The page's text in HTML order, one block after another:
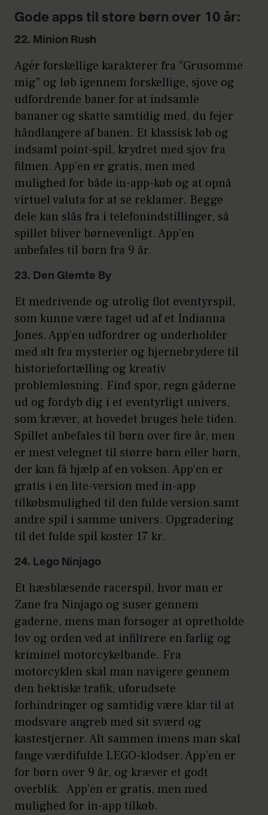
Gode apps til store børn over 10 år:
22. Minion Rush
Agér forskellige karakterer fra ”Grusomme
mig” og løb igennem forskellige, sjove og
udfordrende baner for at indsamle
bananer og skatte samtidig med, du fejer
håndlangere af banen. Et klassisk løb og
indsaml point-spil, krydret med sjov fra
filmen. App’en er gratis, men med
mulighed for både in-app-køb og at opnå
virtuel valuta for at se reklamer. Begge
dele kan slås fra i telefonindstillinger, så
spillet bliver børnevenligt. App’en
anbefales til børn fra 9 år.
23. Den Glemte By
Et medrivende og utrolig flot eventyrspil,
som kunne være taget ud af et Indianna
Jones. App’en udfordrer og underholder
med alt fra mysterier og hjernebrydere til
historiefortælling og kreativ
problemløsning. Find spor, regn gåderne
ud og fordyb dig i et eventyrligt univers,
som kræver, at hovedet bruges hele tiden.
Spillet anbefales til børn over fire år, men
er mest velegnet til større børn eller børn,
der kan få hjælp af en voksen. App’en er
gratis i en lite-version med in-app
tilkøbsmulighed til den fulde version samt
andre spil i samme univers. Opgradering
til det fulde spil koster 17 kr.
24. Lego Ninjago
Et hæsblæsende racerspil, hvor man er
Zane fra Ninjago og suser gennem
gaderne, mens man forsøger at opretholde
lov og orden ved at infiltrere en farlig og
kriminel motorcykelbande. Fra
motorcyklen skal man navigere gennem
den hektiske trafik, uforudsete
forhindringer og samtidig være klar til at
modsvare angreb med sit sværd og
kastestjerner. Alt sammen imens man skal
fange værdifulde LEGO-klodser. App’en er
for børn over 9 år, og kræver et godt
overblik. App’en er gratis, men med
mulighed for in-app tilkøb.